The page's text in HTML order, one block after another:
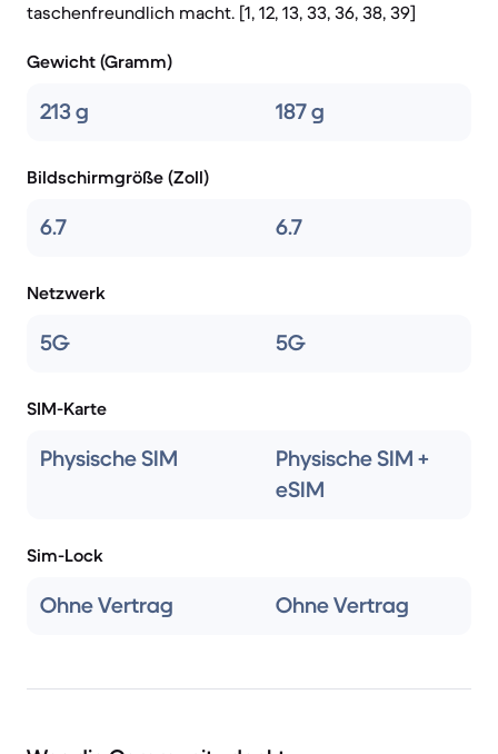
taschenfreundlich macht. [1, 12, 13, 33, 36, 38, 39]
Gewicht (Gramm)
213 g 187 g
Bildschirmgröße (Zoll)
6.7 6.7
Netzwerk
5G 5G
SIM-Karte
Physische SIM
Physische SIM +
eSIM
Sim-Lock
Ohne Vertrag Ohne Vertrag